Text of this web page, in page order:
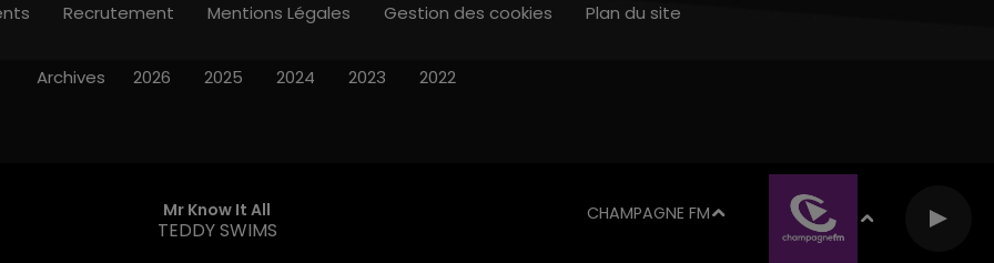
Mr Know It All
TEDDY SWIMS
CHAMPAGNE FM
Recrutement Mentions Légales Gestion des cookies Plan du site
Archives 2026 2025 2024 2023 2022